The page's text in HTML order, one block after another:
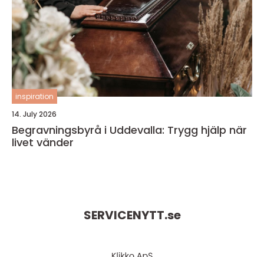
inspiration
14. July 2026
Begravningsbyrå i Uddevalla: Trygg hjälp när
livet vänder
SERVICENYTT.se